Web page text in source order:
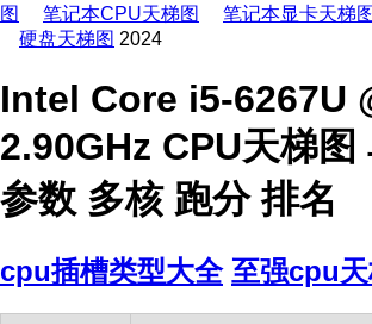
图
笔记本CPU天梯图 笔记本显卡天梯图
硬盘天梯图 2024
Intel Core i5-6267U
2.90GHz CPU天梯图
参数 多核 跑分 排名
cpu插槽类型大全 至强cpu天